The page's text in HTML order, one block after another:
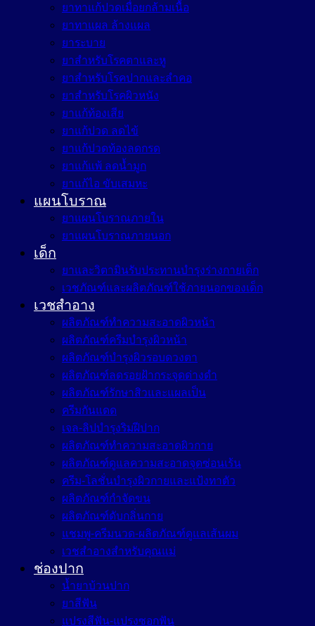
ยาทาแก้ปวดเมื่อยกล้ามเนื้อ
ยาทาแผล ล้างแผล
ยาระบาย
ยาสำหรับโรคตาและหู
ยาสำหรับโรคปากและลำคอ
ยาสำหรับโรคผิวหนัง
ยาแก้ท้องเสีย
ยาแก้ปวด ลดไข้
ยาแก้ปวดท้องลดกรด
ยาแก้แพ้ ลดน้ำมูก
ยาแก้ไอ ขับเสมหะ
แผนโบราณ
ยาแผนโบราณภายใน
ยาแผนโบราณภายนอก
เด็ก
ยาและวิตามินรับประทานบำรุงร่างกายเด็ก
เวชภัณฑ์และผลิตภัณฑ์ใช้ภายนอกของเด็ก
เวชสำอาง
ผลิตภัณฑ์ทำความสะอาดผิวหน้า
ผลิตภัณฑ์ครีมบำรุงผิวหน้า
ผลิตภัณฑ์บำรุงผิวรอบดวงตา
ผลิตภัณฑ์ลดรอยฝ้ากระจุดด่างดำ
ผลิตภัณฑ์รักษาสิวและแผลเป็น
ครีมกันแดด
เจล-ลิปบำรุงริมฝีปาก
ผลิตภัณฑ์ทำความสะอาดผิวกาย
ผลิตภัณฑ์ดูแลความสะอาดจุดซ่อนเร้น
ครีม-โลชั่นบำรุงผิวกายและแป้งทาตัว
ผลิตภัณฑ์กำจัดขน
ผลิตภัณฑ์ดับกลิ่นกาย
แชมพู-ครีมนวด-ผลิตภัณฑ์ดูแลเส้นผม
เวชสำอางสำหรับคุณแม่
ช่องปาก
น้ำยาบ้วนปาก
ยาสีฟัน
แปรงสีฟัน-แปรงซอกฟัน